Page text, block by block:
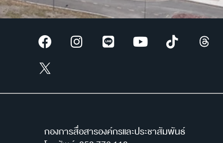
กองการสื่อสารองค์กรและประชาสัมพันธ์